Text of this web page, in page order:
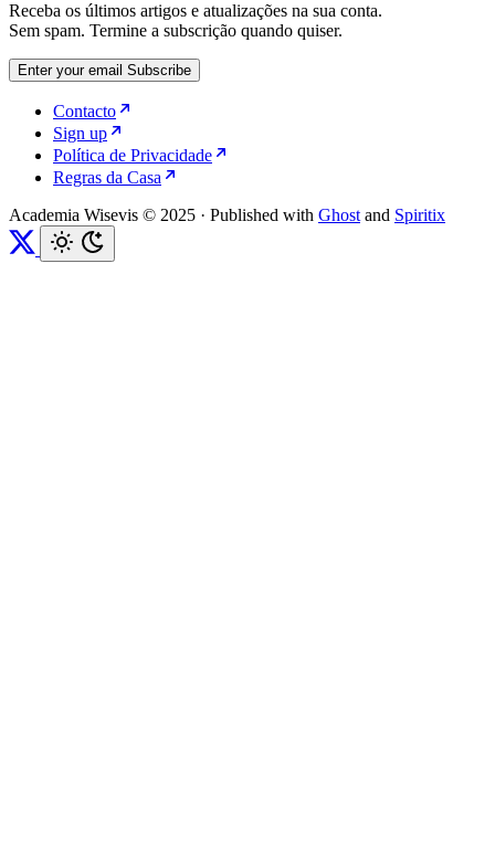
Receba os últimos artigos e atualizações na sua conta.
Sem spam. Termine a subscrição quando quiser.
Enter your email Subscribe
Contacto
Sign up
Política de Privacidade
Regras da Casa
Academia Wisevis © 2025 · Published with Ghost and Spiritix